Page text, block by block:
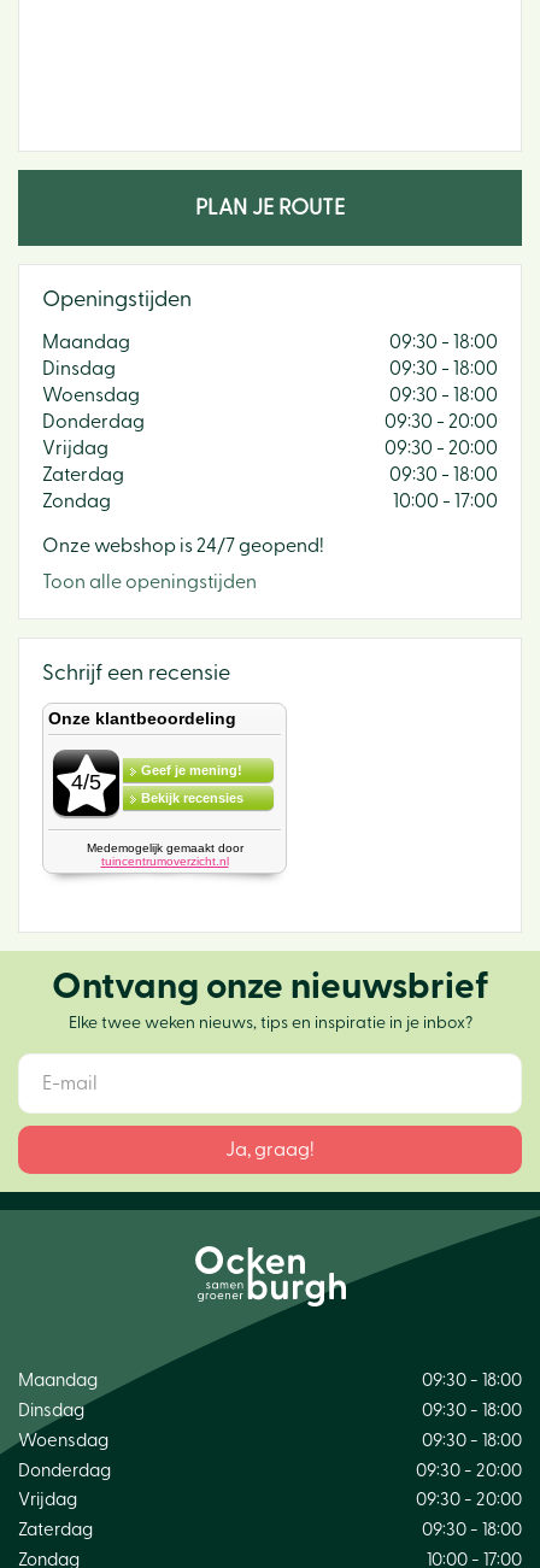
PLAN JE ROUTE
Openingstijden
Maandag
09:30 - 18:00
Dinsdag
09:30 - 18:00
Woensdag
09:30 - 18:00
Donderdag
09:30 - 20:00
Vrijdag
09:30 - 20:00
Zaterdag
09:30 - 18:00
Zondag
10:00 - 17:00
Onze webshop is 24/7 geopend!
Toon alle openingstijden
Schrijf een recensie
Ontvang onze nieuwsbrief
Elke twee weken nieuws, tips en inspiratie in je inbox?
Maandag
09:30 - 18:00
Dinsdag
09:30 - 18:00
Woensdag
09:30 - 18:00
Donderdag
09:30 - 20:00
Vrijdag
09:30 - 20:00
Zaterdag
09:30 - 18:00
Zondag
10:00 - 17:00